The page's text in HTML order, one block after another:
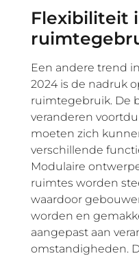
Flexibiliteit
Een andere trend
2024 is de nadruk
ruimtegebruik. De
veranderen
moeten zich
verschillende
Modulaire
ruimtes worden
waardoor
worden en
aangepast aan
omstandigheden.